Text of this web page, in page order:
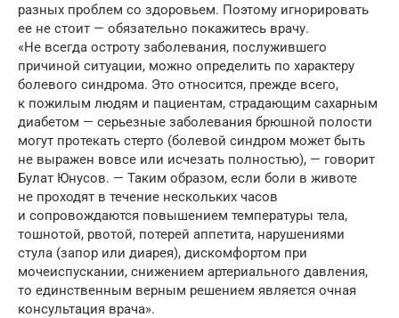
разных проблем со здоровьем. Поэтому игнорировать
ее не стоит — обязательно покажитесь врачу.
«Не всегда остроту заболевания, послужившего
причиной ситуации, можно определить по характеру
болевого синдрома. Это относится, прежде всего,
к пожилым людям и пациентам, страдающим сахарным
диабетом — серьезные заболевания брюшной полости
могут протекать стерто (болевой синдром может быть
не выражен вовсе или исчезать полностью), — говорит
Булат Юнусов. — Таким образом, если боли в животе
не проходят в течение нескольких часов
и сопровождаются повышением температуры тела,
тошнотой, рвотой, потерей аппетита, нарушениями
стула (запор или диарея), дискомфортом при
мочеиспускании, снижением артериального давления,
то единственным верным решением является очная
консультация врача».